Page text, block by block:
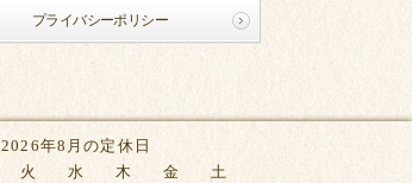
プライバシーポリシー
2026年8月の定休日
火 水 木 金 土